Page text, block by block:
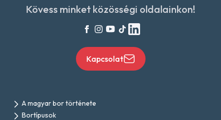
Kövess minket közösségi oldalainkon!
Kapcsolat
A magyar bor története
Bortípusok